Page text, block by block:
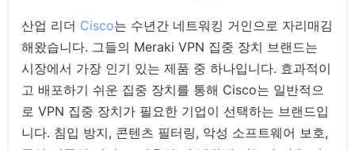
산업 리더 Cisco는 수년간 네트워킹 거인으로 자리매김
해왔습니다. 그들의 Meraki VPN 집중 장치 브랜드는
시장에서 가장 인기 있는 제품 중 하나입니다. 효과적이
고 배포하기 쉬운 집중 장치를 통해 Cisco는 일반적으
로 VPN 집중 장치가 필요한 기업이 선택하는 브랜드입
니다. 침입 방지, 콘텐츠 필터링, 악성 소프트웨어 보호,